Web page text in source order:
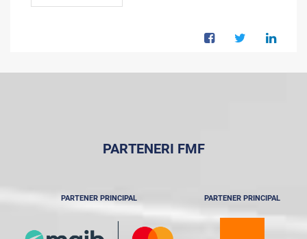
PARTENERI FMF
PARTENER PRINCIPAL PARTENER PRINCIPAL